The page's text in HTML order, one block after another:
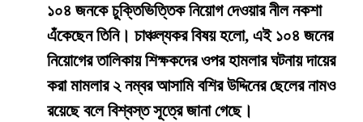
১০৪ জনকে চুক্তিভিত্তিক নিয়োগ দেওয়ার নীল নকশা
এঁকেছেন তিনি। চাঞ্চল্যকর বিষয় হলো, এই ১০৪ জনের
নিয়োগের তালিকায় শিক্ষকদের ওপর হামলার ঘটনায় দায়ের
করা মামলার ২ নম্বর আসামি বশির উদ্দিনের ছেলের নামও
রয়েছে বলে বিশ্বস্ত সূত্রে জানা গেছে।